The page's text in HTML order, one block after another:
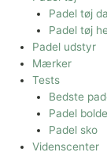
Padel tøj
Padel tøj
Padel udstyr
Mærker
Tests
Bedste
Padel bolde
Padel sko
Videnscenter